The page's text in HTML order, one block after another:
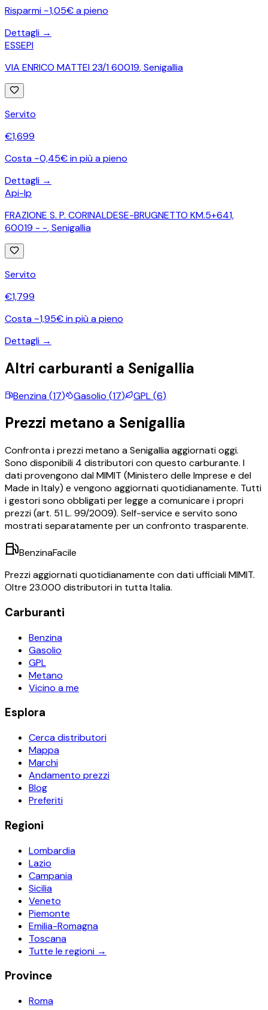
Risparmi ~1,05€ a pieno
Dettagli →
ESSEPI
VIA ENRICO MATTEI 23/1 60019,Senigallia
Servito
€1,699
Costa ~0,45€ in più a pieno
Dettagli →
Api-Ip
FRAZIONE S. P. CORINALDESE-BRUGNETTO KM.5+641,
60019 - -,Senigallia
Servito
€1,799
Costa ~1,95€ in più a pieno
Dettagli →
Altri carburanti a Senigallia
Benzina(17) Gasolio (17) GPL(6)
Prezzi metano a Senigallia
Confronta i prezzimetano aSenigalliaaggiornati oggi.
Sono disponibili 4 distributori con questo carburante. I
dati provengono dal MIMIT (Ministero delle Imprese e del
Made in Italy) e vengono aggiornati quotidianamente. Tutti
i gestori sono obbligati per legge a comunicare i propri
prezzi (art. 51 L. 99/2009). Self-service e servito sono
mostrati separatamente per un confronto trasparente.
BenzinaFacile
Prezzi aggiornati quotidianamente con dati ufficiali MIMIT.
Oltre 23.000 distributori in tutta Italia.
Carburanti
Benzina
Gasolio
GPL
Metano
Vicino a me
Esplora
Cerca distributori
Mappa
Marchi
Andamento prezzi
Blog
Preferiti
Regioni
Lombardia
Lazio
Campania
Sicilia
Veneto
Piemonte
Emilia-Romagna
Toscana
Tutte le regioni →
Province
Roma